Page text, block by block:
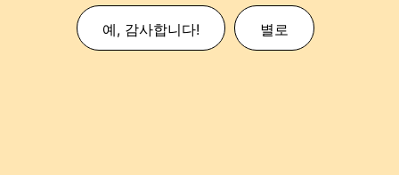
예, 감사합니다! 별로